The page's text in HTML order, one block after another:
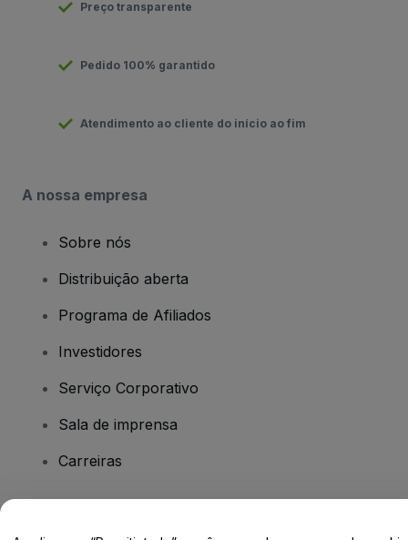
Preço transparente
Pedido 100% garantido
Atendimento ao cliente do início ao fim
A nossa empresa
Sobre nós
Distribuição aberta
Programa de Afiliados
Investidores
Serviço Corporativo
Sala de imprensa
Carreiras